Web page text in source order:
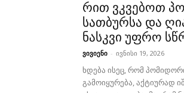
რით ვკვებოთ
სათბურსა და
ნასკვი უფრო
ვივიენი - ივნისი 19, 2026
ხდება ისეც, რომ
გამოიყურება, აქტიურად